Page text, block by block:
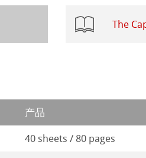
The
产品
40 sheets / 80 pages